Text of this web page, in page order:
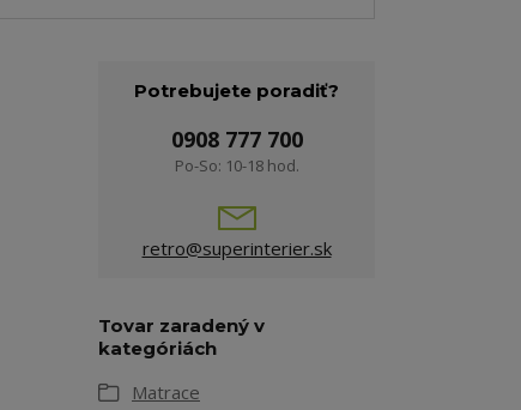
Potrebujete poradiť?
0908 777 700
Po-So: 10-18 hod.
retro@superinterier.sk
Tovar zaradený v
kategóriách
Matrace